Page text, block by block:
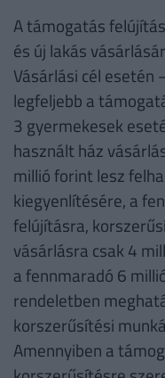
A támogatás
és új lakás
Vásárlási cél esetén
legfeljebb a
3 gyermekesek
használt ház
millió forint lesz
kiegyenlítésére, a
felújításra,
vásárlásra csak 4
a fennmaradó 6
rendeletben
korszerűsítési
Amennyiben a